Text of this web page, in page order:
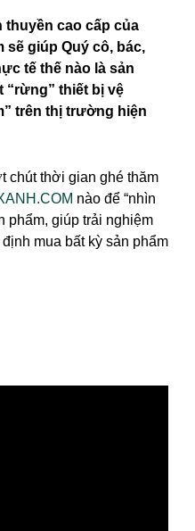
thuyền cao cấp của
sẽ giúp Quý cô, bác,
tế thế nào là sản
“rừng” thiết bị vệ
trên thị trường hiện
chút thời gian ghé thăm
nào để “nhìn
phẩm, giúp trải nghiệm
mua bất kỳ sản phẩm